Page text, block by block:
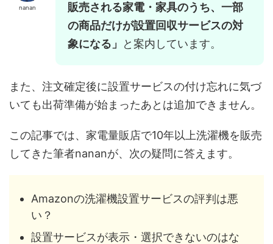
nanan
販売される家電・家具のうち、一部
の商品だけが設置回収サービスの対
象になる」
と案内しています。
また、注文確定後に設置サービスの付け忘れに気づ
いても出荷準備が始まったあとは追加できません。
この記事では、家電量販店で10年以上洗濯機を販売
してきた筆者nananが、次の疑問に答えます。
Amazonの洗濯機設置サービスの評判は悪
い？
設置サービスが表示・選択できないのはな